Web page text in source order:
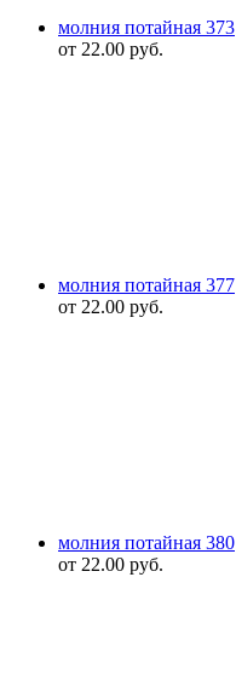
молния потайная 373
от 22.00 руб.
молния потайная 377
от 22.00 руб.
молния потайная 380
от 22.00 руб.